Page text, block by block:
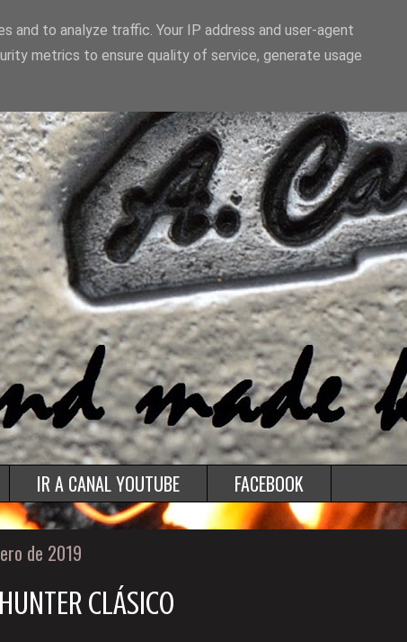
IR A CANAL YOUTUBE FACEBOOK
de 2019
CLÁSICO
and to analyze traffic. Your IP address and user-agent
metrics to ensure quality of service, generate usage